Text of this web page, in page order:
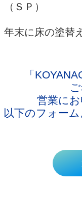
（ＳＰ）
年末に床の塗替
「
営業にお
以下のフォー